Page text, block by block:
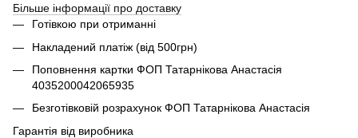
Більше інформації про доставку
Готівкою при отриманні
Накладений платіж (від 500грн)
Поповнення картки ФОП Татарнікова Анастасія
4035200042065935
Безготівковій розрахунок ФОП Татарнікова Анастасія
Гарантія від виробника